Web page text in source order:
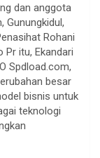
dan anggota
Gunungkidul,
Rohani
Pr itu, Ekandari
Spdload.com,
besar
bisnis untuk
teknologi